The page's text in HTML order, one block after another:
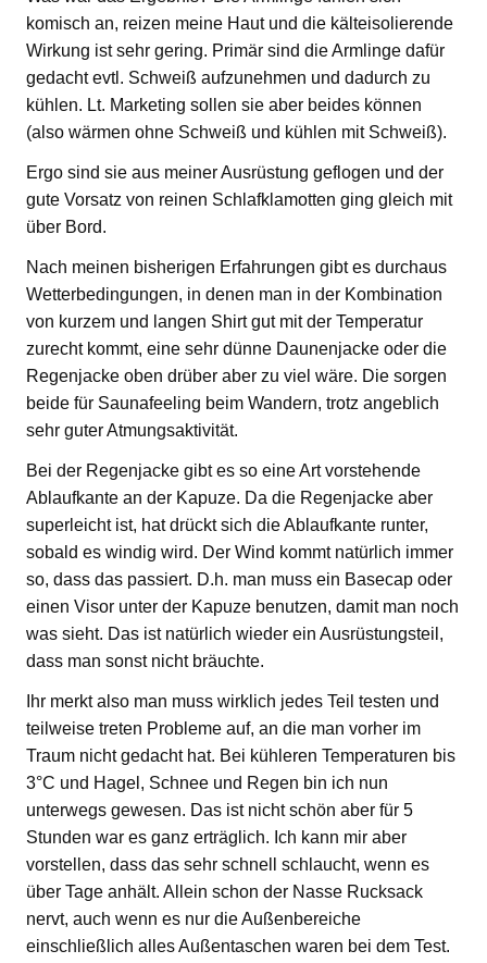
komisch an, reizen meine Haut und die kälteisolierende
Wirkung ist sehr gering. Primär sind die Armlinge dafür
gedacht evtl. Schweiß aufzunehmen und dadurch zu
kühlen. Lt. Marketing sollen sie aber beides können
(also wärmen ohne Schweiß und kühlen mit Schweiß).
Ergo sind sie aus meiner Ausrüstung geflogen und der
gute Vorsatz von reinen Schlafklamotten ging gleich mit
über Bord.
Nach meinen bisherigen Erfahrungen gibt es durchaus
Wetterbedingungen, in denen man in der Kombination
von kurzem und langen Shirt gut mit der Temperatur
zurecht kommt, eine sehr dünne Daunenjacke oder die
Regenjacke oben drüber aber zu viel wäre. Die sorgen
beide für Saunafeeling beim Wandern, trotz angeblich
sehr guter Atmungsaktivität.
Bei der Regenjacke gibt es so eine Art vorstehende
Ablaufkante an der Kapuze. Da die Regenjacke aber
superleicht ist, hat drückt sich die Ablaufkante runter,
sobald es windig wird. Der Wind kommt natürlich immer
so, dass das passiert. D.h. man muss ein Basecap oder
einen Visor unter der Kapuze benutzen, damit man noch
was sieht. Das ist natürlich wieder ein Ausrüstungsteil,
dass man sonst nicht bräuchte.
Ihr merkt also man muss wirklich jedes Teil testen und
teilweise treten Probleme auf, an die man vorher im
Traum nicht gedacht hat. Bei kühleren Temperaturen bis
3°C und Hagel, Schnee und Regen bin ich nun
unterwegs gewesen. Das ist nicht schön aber für 5
Stunden war es ganz erträglich. Ich kann mir aber
vorstellen, dass das sehr schnell schlaucht, wenn es
über Tage anhält. Allein schon der Nasse Rucksack
nervt, auch wenn es nur die Außenbereiche
einschließlich alles Außentaschen waren bei dem Test.